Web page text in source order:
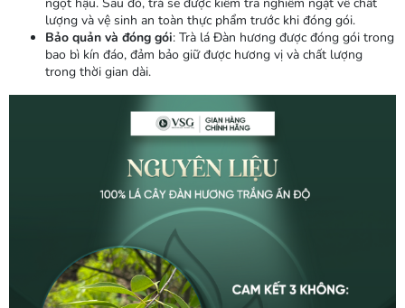
lượng và vệ sinh an toàn thực phẩm trước khi đóng gói.
Bảo quản và đóng gói: Trà lá Đàn hương được đóng gói trong
bao bì kín đáo, đảm bảo giữ được hương vị và chất lượng
trong thời gian dài.